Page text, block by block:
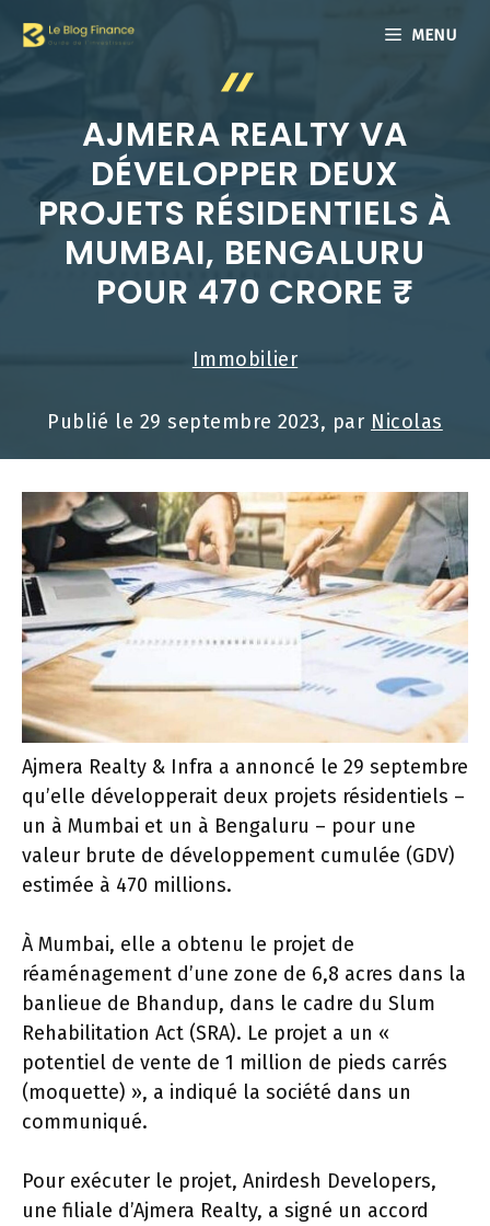
MENU
AJMERA REALTY VA
DÉVELOPPER DEUX
PROJETS RÉSIDENTIELS À
MUMBAI, BENGALURU
POUR 470 CRORE ₹
Immobilier
Publié le 29 septembre 2023, par Nicolas
Ajmera Realty & Infra a annoncé le 29 septembre
qu’elle développerait deux projets résidentiels –
un à Mumbai et un à Bengaluru – pour une
valeur brute de développement cumulée (GDV)
estimée à 470 millions.
À Mumbai, elle a obtenu le projet de
réaménagement d’une zone de 6,8 acres dans la
banlieue de Bhandup, dans le cadre du Slum
Rehabilitation Act (SRA). Le projet a un «
potentiel de vente de 1 million de pieds carrés
(moquette) », a indiqué la société dans un
communiqué.
Pour exécuter le projet, Anirdesh Developers,
une filiale d’Ajmera Realty, a signé un accord